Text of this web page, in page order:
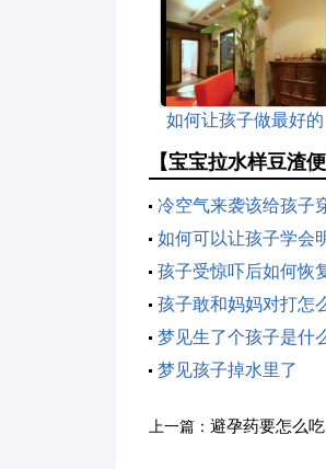
如何让孩子做最好的
【宝宝拉水样豆渣
冷空气来袭该给孩子
如何可以让孩子学会
孩子受惊吓后如何恢
孩子敢和妈妈对打怎
梦见生了个孩子是什
梦见孩子掉水里了
上一篇： 避孕药要怎么吃